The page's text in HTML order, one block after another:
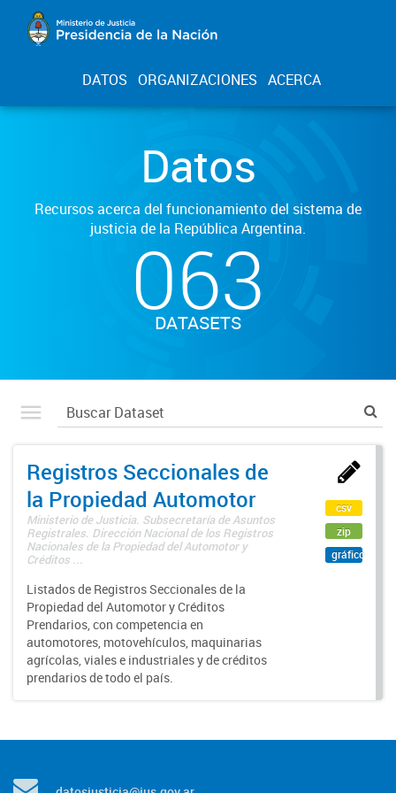
DATOS ORGANIZACIONES ACERCA
Datos
Recursos acerca del funcionamiento del sistema de
justicia de la República Argentina.
063
DATASETS
Registros Seccionales de
la Propiedad Automotor
Ministerio de Justicia. Subsecretaría de Asuntos
Registrales. Dirección Nacional de los Registros
Nacionales de la Propiedad del Automotor y
Créditos ...
Listados de Registros Seccionales de la
Propiedad del Automotor y Créditos
Prendarios, con competencia en
automotores, motovehículos, maquinarias
agrícolas, viales e industriales y de créditos
prendarios de todo el país.
csv
zip
gráfico